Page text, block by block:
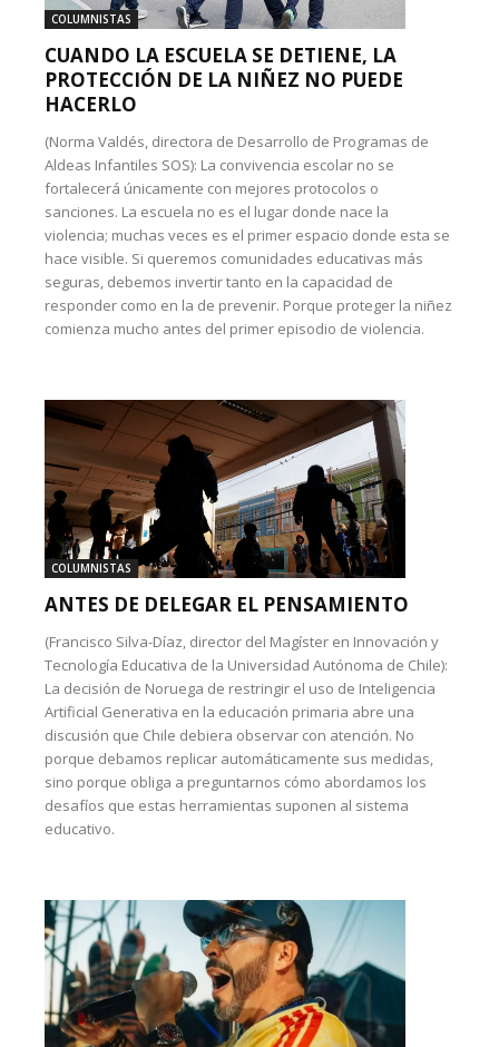
COLUMNISTAS
CUANDO LA ESCUELA SE DETIENE, LA
PROTECCIÓN DE LA NIÑEZ NO PUEDE
HACERLO
(Norma Valdés, directora de Desarrollo de Programas de
Aldeas Infantiles SOS): La convivencia escolar no se
fortalecerá únicamente con mejores protocolos o
sanciones. La escuela no es el lugar donde nace la
violencia; muchas veces es el primer espacio donde esta se
hace visible. Si queremos comunidades educativas más
seguras, debemos invertir tanto en la capacidad de
responder como en la de prevenir. Porque proteger la niñez
comienza mucho antes del primer episodio de violencia.
COLUMNISTAS
ANTES DE DELEGAR EL PENSAMIENTO
(Francisco Silva-Díaz, director del Magíster en Innovación y
Tecnología Educativa de la Universidad Autónoma de Chile):
La decisión de Noruega de restringir el uso de Inteligencia
Artificial Generativa en la educación primaria abre una
discusión que Chile debiera observar con atención. No
porque debamos replicar automáticamente sus medidas,
sino porque obliga a preguntarnos cómo abordamos los
desafíos que estas herramientas suponen al sistema
educativo.